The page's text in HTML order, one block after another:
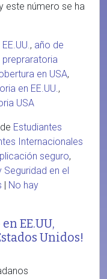
este número se ha
, año de
prepraratoria
en USA,
en EE.UU.,
USA
Estudiantes
Internacionales
seguro,
Seguridad en el
| No hay
EE.UU,
Unidos!